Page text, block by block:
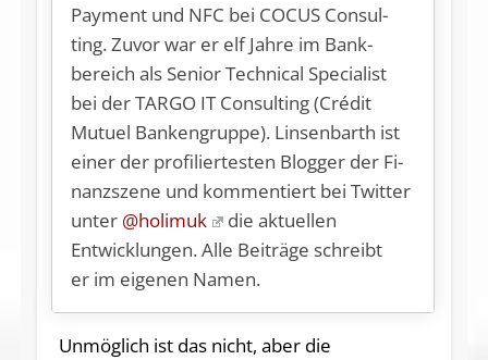
Payment und NFC bei COCUS Con­sul­
ting. Zuvor war er elf Jah­re im Bank­
bereich als Seni­or Technical Specia­list
bei der TARGO IT Consulting (Crédit
Mutuel Banken­gruppe). Linsenbarth ist
ei­ner der pro­fi­lier­tes­ten Blog­ger der Fi­
nanz­szene und kommentiert bei Twit­ter
un­ter @holimuk
die aktuellen
Entwicklungen. Alle Beiträge schreibt
er im eigenen Namen.
Unmöglich ist das nicht, aber die